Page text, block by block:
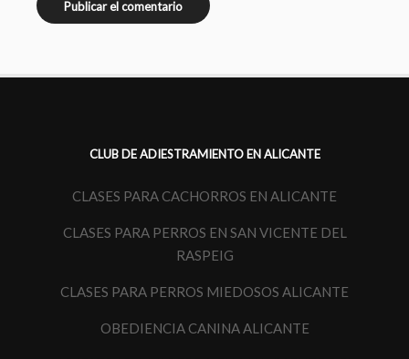
CLUB DE ADIESTRAMIENTO EN ALICANTE
CLASES PARA CACHORROS EN ALICANTE
CLASES PARA PERROS EN SAN VICENTE DEL
RASPEIG
CLASES PARA PERROS MIEDOSOS ALICANTE
OBEDIENCIA CANINA ALICANTE